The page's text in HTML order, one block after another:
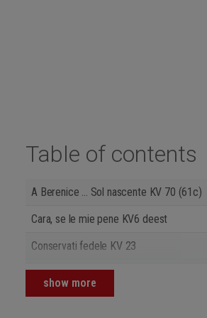
Table of contents
A Berenice ... Sol nascente KV 70 (61c)
Cara, se le mie pene KV6 deest
Conservati fedele KV 23
Der Liebe himmlisches Gefühl KV 119
Fra cento affanni KV 88 (73c)
show more